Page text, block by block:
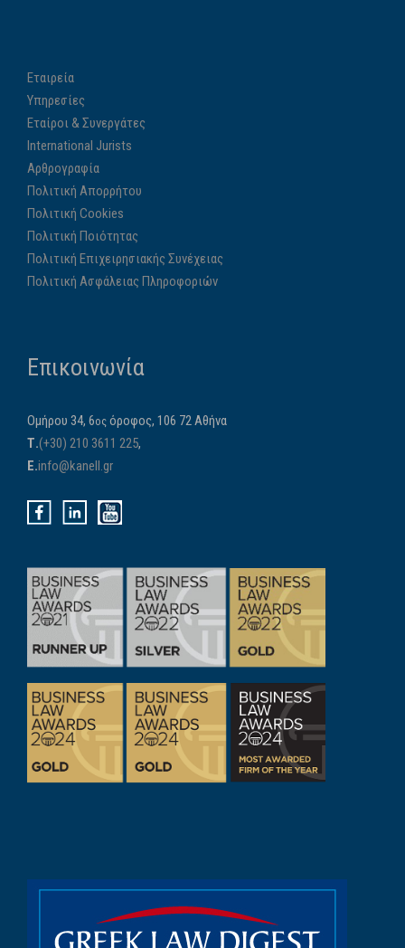
Εταιρεία
Υπηρεσίες
Εταίροι & Συνεργάτες
International Jurists
Αρθρογραφία
Πολιτική Απορρήτου
Πολιτική Cookies
Πολιτική Ποιότητας
Πολιτική Επιχειρησιακής Συνέχειας
Πολιτική Ασφάλειας Πληροφοριών
Επικοινωνία
Ομήρου 34, 6ος όροφος, 106 72 Αθήνα
Τ.(+30) 210 3611 225,
E.info@kanell.gr